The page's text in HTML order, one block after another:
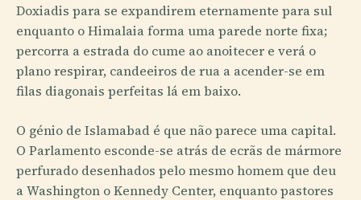
Doxiadis para se expandirem eternamente para sul
enquanto o Himalaia forma uma parede norte fixa;
percorra a estrada do cume ao anoitecer e verá o
plano respirar, candeeiros de rua a acender-se em
filas diagonais perfeitas lá em baixo.
O génio de Islamabad é que não parece uma capital.
O Parlamento esconde-se atrás de ecrãs de mármore
perfurado desenhados pelo mesmo homem que deu
a Washington o Kennedy Center, enquanto pastores